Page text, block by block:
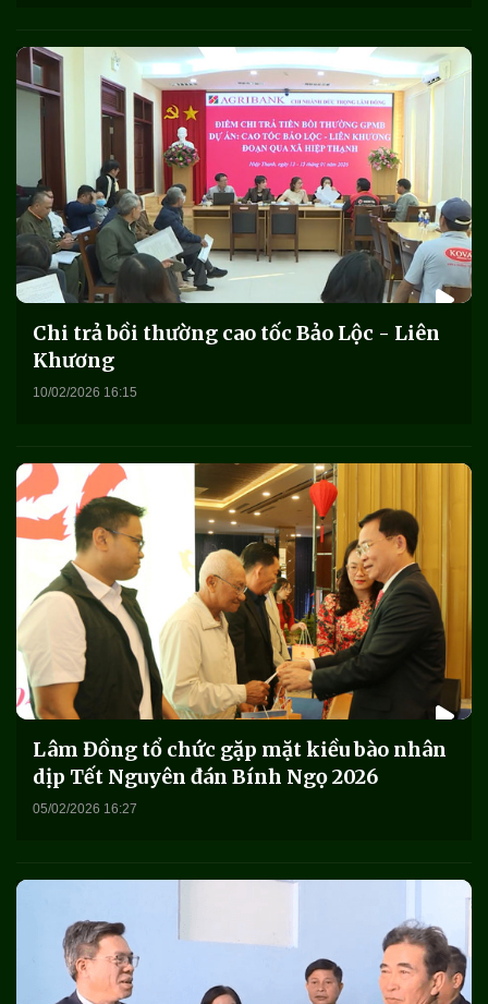
Chi trả bồi thường cao tốc Bảo Lộc - Liên
Khương
10/02/2026 16:15
Lâm Đồng tổ chức gặp mặt kiều bào nhân
dịp Tết Nguyên đán Bính Ngọ 2026
05/02/2026 16:27